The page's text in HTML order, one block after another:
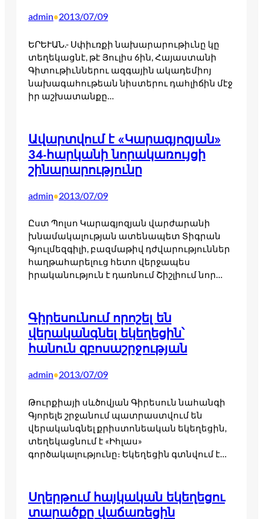
admin•2013/07/09
ԵՐԵՒԱՆ.- Սփիւռքի նախարարութիւնը կը
տեղեկացնէ, թէ Յուլիս 6ին, Հայաստանի
Գիտութիւններու ազգային ակադեմիոյ
նախագահութեան նիստերու դահլիճին մէջ
իր աշխատանքը…
Ավարտվում է «Կարագյոզյան»
34-հարկանի նորակառույցի
շինարարությունը
admin•2013/07/09
Ըստ Պոլսո Կարագյոզյան վարժարանի
խնամակալության ատենապետ Տիգրան
Գյուլմեզգիլի, բազմաթիվ դժվարություններ
հաղթահարելուց հետո վերջապես
իրականություն է դառնում Շիշլիում նոր…
Գիրեսունում որոշել են
վերականգնել եկեղեցին՝
հանուն զբոսաշրջության
admin•2013/07/09
Թուրքիայի սևծովյան Գիրեսուն նահանգի
Գյորելե շրջանում պատրաստվում են
վերականգնել քրիստոնեական եկեղեցին,
տեղեկացնում է «Իհլաս»
գործակալությունը։ Եկեղեցին գտնվում է…
Սղերթում հայկական եկեղեցու
տարածքը վաճառեցին